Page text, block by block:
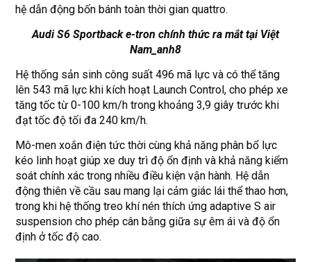
hệ dẫn động bốn bánh toàn thời gian quattro.
Audi S6 Sportback e-tron chính thức ra mắt tại Việt
Nam_anh8
Hệ thống sản sinh công suất 496 mã lực và có thể tăng
lên 543 mã lực khi kích hoạt Launch Control, cho phép xe
tăng tốc từ 0-100 km/h trong khoảng 3,9 giây trước khi
đạt tốc độ tối đa 240 km/h.
Mô-men xoắn điện tức thời cùng khả năng phân bổ lực
kéo linh hoạt giúp xe duy trì độ ổn định và khả năng kiểm
soát chính xác trong nhiều điều kiện vận hành. Hệ dẫn
động thiên về cầu sau mang lại cảm giác lái thể thao hơn,
trong khi hệ thống treo khí nén thích ứng adaptive S air
suspension cho phép cân bằng giữa sự êm ái và độ ổn
định ở tốc độ cao.